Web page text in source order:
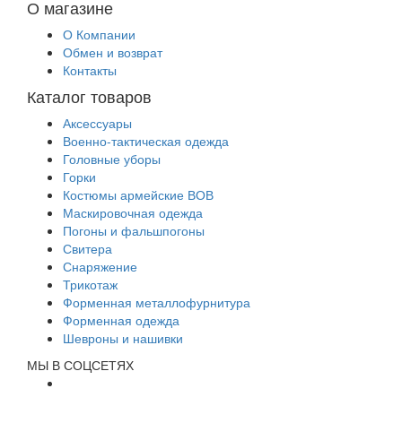
О магазине
О Компании
Обмен и возврат
Контакты
Каталог товаров
Аксессуары
Военно-тактическая одежда
Головные уборы
Горки
Костюмы армейские ВОВ
Маскировочная одежда
Погоны и фальшпогоны
Свитера
Снаряжение
Трикотаж
Форменная металлофурнитура
Форменная одежда
Шевроны и нашивки
МЫ В СОЦСЕТЯХ